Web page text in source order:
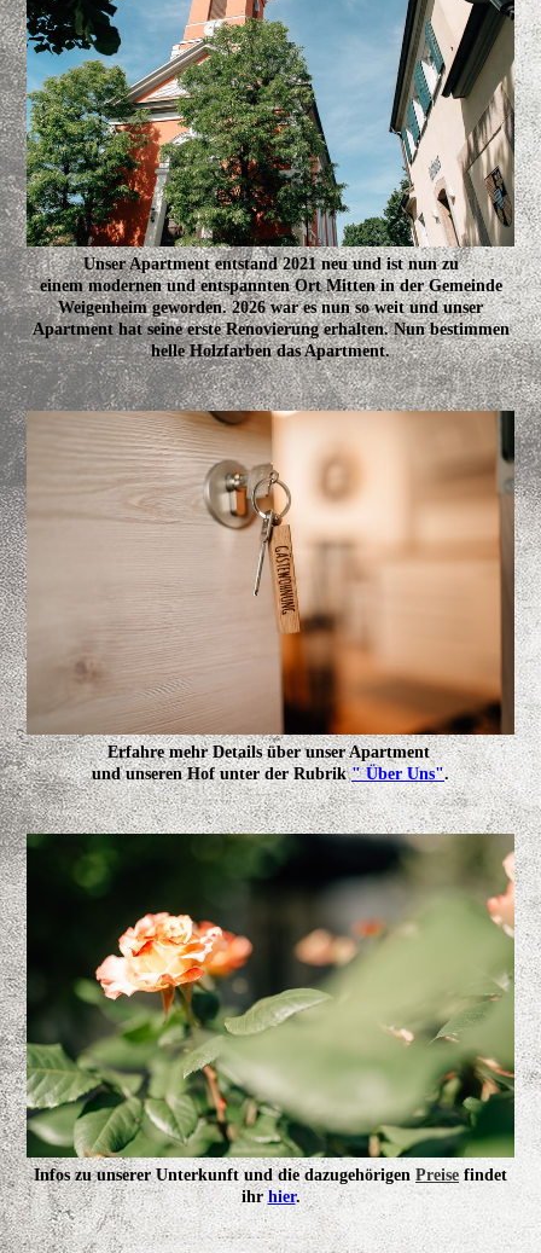
Unser Apartment entstand 2021 neu und ist nun zu
einem modernen und entspannten Ort Mitten in der Gemeinde
Weigenheim geworden. 2026 war es nun so weit und unser
Apartment hat seine erste Renovierung erhalten. Nun bestimmen
helle Holzfarben das Apartment.
Erfahre mehr Details über unser Apartment
und unseren Hof unter der Rubrik" Über Uns".
Infos zu unserer Unterkunft und die dazugehörigen Preise findet
ihrhier.